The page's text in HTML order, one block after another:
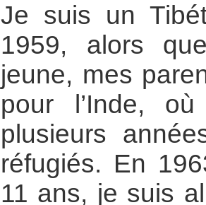
Je suis un
1959, alors
jeune, mes
pour l’Inde,
plusieurs
réfugiés. En
11 ans, je suis